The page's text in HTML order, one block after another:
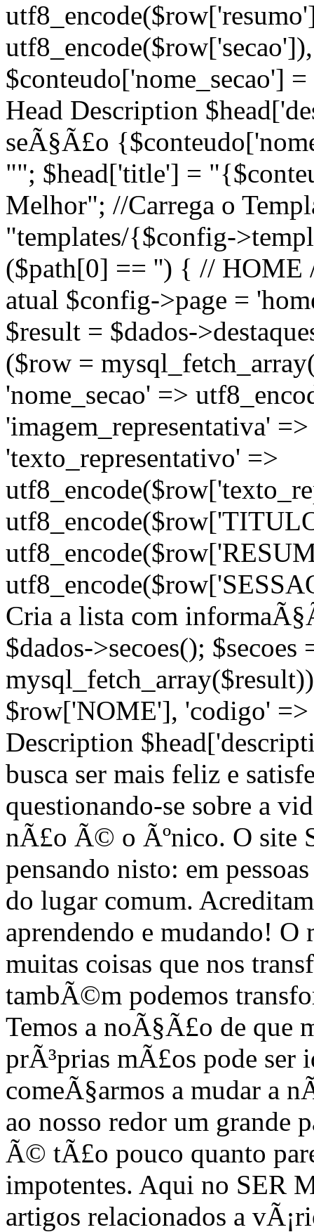
$conteudo['nome_secao']
Head Description
seÃ§Ã£o
""; $head['title'] =
Melhor"; //Carrega o
"templates/{$config-
($path[0] == '') { // HOME
atual $config->page =
$result = $dados-
($row =
'nome_secao' =>
'imagem_representativa'
'texto_representativo' =>
Cria a lista com
$dados->secoes();
$row['NOME'], 'codigo'
Description
busca ser mais feliz e
questionando-se sobre a
nÃ£o Ã© o Ãºnico. O site
pensando nisto: em
do lugar comum.
aprendendo e mudando! O
muitas coisas que nos
tambÃ©m podemos
Temos a noÃ§Ã£o de que
prÃ³prias mÃ£os pode
comeÃ§armos a mudar a
ao nosso redor um grande
Ã© tÃ£o pouco quanto
impotentes. Aqui no SER
artigos relacionados a